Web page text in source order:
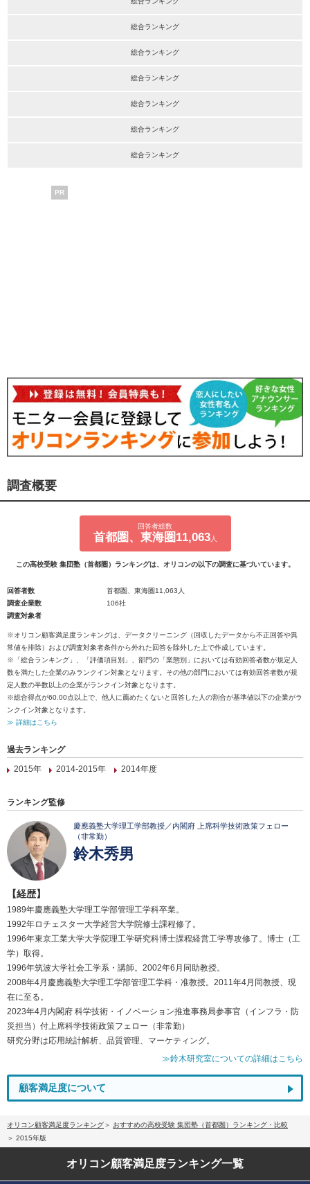
総合ランキング
総合ランキング
総合ランキング
総合ランキング
総合ランキング
総合ランキング
PR
調査概要
回答者総数
首都圏、東海圏11,063人
この高校受験 集団塾（首都圏）ランキングは、オリコンの以下の調査に基づいています。
回答者数
首都圏、東海圏11,063人
調査企業数
106社
調査対象者
※オリコン顧客満足度ランキングは、データクリーニング（回収したデータから不正回答や異
常値を排除）および調査対象者条件から外れた回答を除外した上で作成しています。
※「総合ランキング」、「評価項目別」、部門の「業態別」においては有効回答者数が規定人
数を満たした企業のみランクイン対象となります。その他の部門においては有効回答者数が規
定人数の半数以上の企業がランクイン対象となります。
※総合得点が60.00点以上で、他人に薦めたくないと回答した人の割合が基準値以下の企業がラ
ンクイン対象となります。
≫ 詳細はこちら
過去ランキング
2015年
2014-2015年 2014年度
ランキング監修
慶應義塾大学理工学部教授／内閣府 上席科学技術政策フェロー
（非常勤）
鈴木秀男
【経歴】
1989年慶應義塾大学理工学部管理工学科卒業。
1992年ロチェスター大学経営大学院修士課程修了。
1996年東京工業大学大学院理工学研究科博士課程経営工学専攻修了。博士（工
学）取得。
1996年筑波大学社会工学系・講師。2002年6月同助教授。
2008年4月慶應義塾大学理工学部管理工学科・准教授。2011年4月同教授、現
在に至る。
2023年4月内閣府 科学技術・イノベーション推進事務局参事官（インフラ・防
災担当）付上席科学技術政策フェロー（非常勤）
研究分野は応用統計解析、品質管理、マーケティング。
≫鈴木研究室についての詳細はこちら
顧客満足度について
オリコン顧客満足度ランキング
おすすめの高校受験 集団塾（首都圏）ランキング・比較
2015年版
オリコン顧客満足度ランキング一覧